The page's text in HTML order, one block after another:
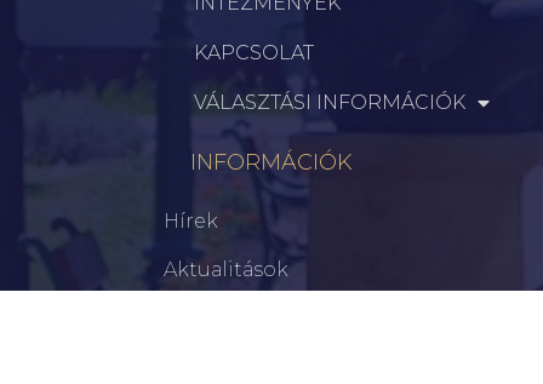
KAPCSOLAT
VÁLASZTÁSI INFORMÁCIÓK
INFORMÁCIÓK
Hírek
Aktualitások